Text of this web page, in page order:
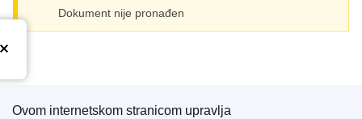
Dokument nije pronađen
Ovom internetskom stranicom upravlja